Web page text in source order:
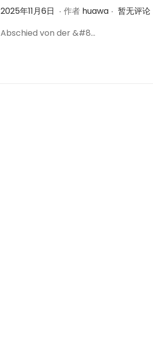
作
2025年11月6日 2
2
. 作者 huawa . 暂无评论
Abschied von der &#8…